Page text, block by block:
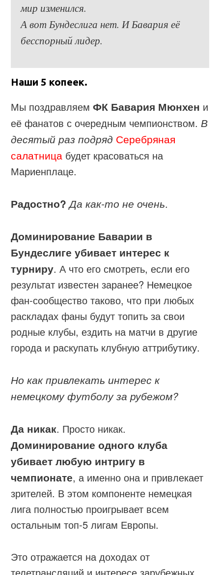
мир изменился.
А вот Бундеслига нет. И Бавария её
бесспорный лидер.
Наши 5 копеек.
Мы поздравляемФК Бавария Мюнхен и
её фанатов с очередным чемпионством.В
десятый раз подряд Серебряная
салатница будет красоваться на
Мариенплаце.
Радостно? Да как-то не очень.
Доминирование Баварии в
Бундеслиге убивает интерес к
турниру. А что его смотреть, если его
результат известен заранее? Немецкое
фан-сообщество таково, что при любых
раскладах фаны будут топить за свои
родные клубы, ездить на матчи в другие
города и раскупать клубную аттрибутику.
Но как привлекать интерес к
немецкому футболу за рубежом?
Да никак. Просто никак.
Доминирование одного клуба
убивает любую интригу в
чемпионате, а именно она и привлекает
зрителей. В этом компоненте немецкая
лига полностью проигрывает всем
остальным топ-5 лигам Европы.
Это отражается на доходах от